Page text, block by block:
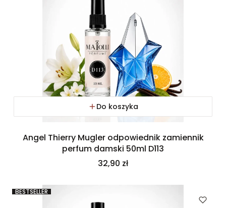
Do koszyka
Angel Thierry Mugler odpowiednik zamiennik
perfum damski 50ml D113
Cena
32,90 zł
BESTSELLER